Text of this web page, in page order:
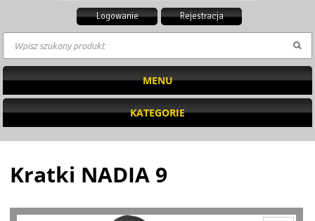
Rejestracja
Logowanie
MENU
KATEGORIE
Kratki NADIA 9